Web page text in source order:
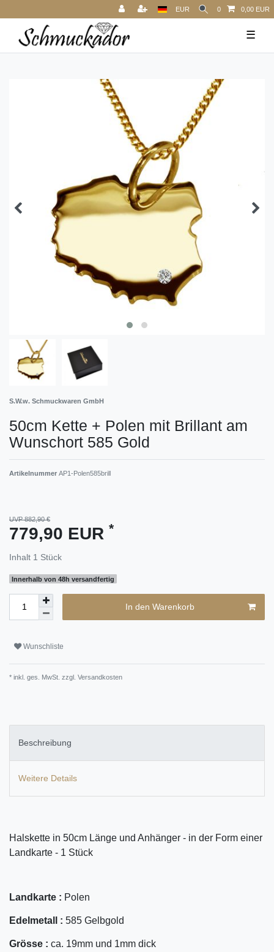
EUR 0 0,00 EUR
☰
S.W.w. Schmuckwaren GmbH
50cm Kette + Polen mit Brillant am
Wunschort 585 Gold
Artikelnummer AP1-Polen585brill
UVP 882,90 €
779,90 EUR *
Inhalt 1 Stück
Innerhalb von 48h versandfertig
In den Warenkorb
Wunschliste
* inkl. ges. MwSt. zzgl. Versandkosten
Beschreibung
Weitere Details
Halskette in 50cm Länge und Anhänger - in der Form einer
Landkarte - 1 Stück
Landkarte : Polen
Edelmetall : 585 Gelbgold
Grösse : ca. 19mm und 1mm dick